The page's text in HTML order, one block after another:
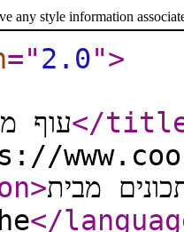
any style information
="2.0">
עוף</
>
he</